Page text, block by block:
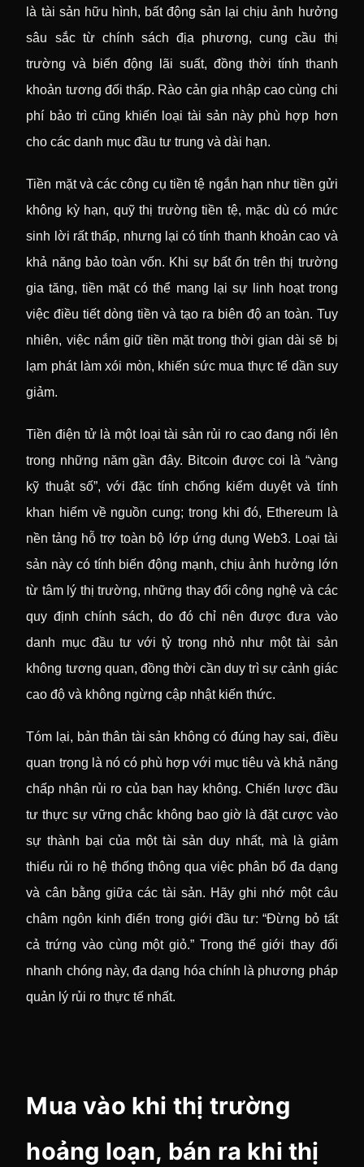
là tài sản hữu hình, bất động sản lại chịu ảnh hưởng
sâu sắc từ chính sách địa phương, cung cầu thị
trường và biến động lãi suất, đồng thời tính thanh
khoản tương đối thấp. Rào cản gia nhập cao cùng chi
phí bảo trì cũng khiến loại tài sản này phù hợp hơn
cho các danh mục đầu tư trung và dài hạn.
Tiền mặt và các công cụ tiền tệ ngắn hạn như tiền gửi
không kỳ hạn, quỹ thị trường tiền tệ, mặc dù có mức
sinh lời rất thấp, nhưng lại có tính thanh khoản cao và
khả năng bảo toàn vốn. Khi sự bất ổn trên thị trường
gia tăng, tiền mặt có thể mang lại sự linh hoạt trong
việc điều tiết dòng tiền và tạo ra biên độ an toàn. Tuy
nhiên, việc nắm giữ tiền mặt trong thời gian dài sẽ bị
lạm phát làm xói mòn, khiến sức mua thực tế dần suy
giảm.
Tiền điện tử là một loại tài sản rủi ro cao đang nổi lên
trong những năm gần đây. Bitcoin được coi là “vàng
kỹ thuật số”, với đặc tính chống kiểm duyệt và tính
khan hiếm về nguồn cung; trong khi đó, Ethereum là
nền tảng hỗ trợ toàn bộ lớp ứng dụng Web3. Loại tài
sản này có tính biến động mạnh, chịu ảnh hưởng lớn
từ tâm lý thị trường, những thay đổi công nghệ và các
quy định chính sách, do đó chỉ nên được đưa vào
danh mục đầu tư với tỷ trọng nhỏ như một tài sản
không tương quan, đồng thời cần duy trì sự cảnh giác
cao độ và không ngừng cập nhật kiến thức.
Tóm lại, bản thân tài sản không có đúng hay sai, điều
quan trọng là nó có phù hợp với mục tiêu và khả năng
chấp nhận rủi ro của bạn hay không. Chiến lược đầu
tư thực sự vững chắc không bao giờ là đặt cược vào
sự thành bại của một tài sản duy nhất, mà là giảm
thiểu rủi ro hệ thống thông qua việc phân bổ đa dạng
và cân bằng giữa các tài sản. Hãy ghi nhớ một câu
châm ngôn kinh điển trong giới đầu tư: “Đừng bỏ tất
cả trứng vào cùng một giỏ.” Trong thế giới thay đổi
nhanh chóng này, đa dạng hóa chính là phương pháp
quản lý rủi ro thực tế nhất.
Mua vào khi thị trường
hoảng loạn, bán ra khi thị